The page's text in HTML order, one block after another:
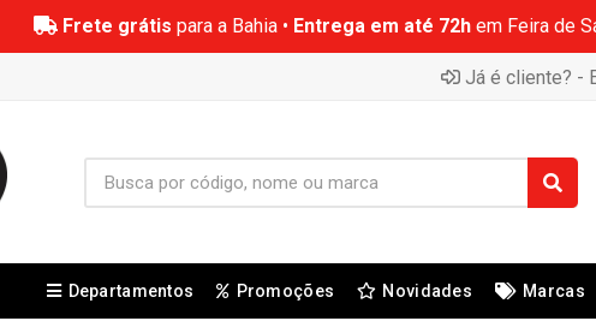
Frete grátis para a Bahia • Entrega em até 72hem Feira de
Já é cliente? -
Departamentos Promoções Novidades Marcas